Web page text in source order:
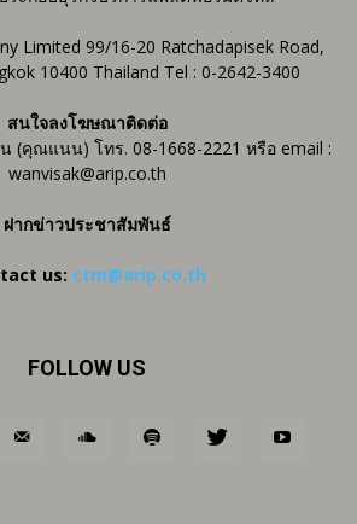
Limited 99/16-20 Ratchadapisek Road,
10400 Thailand Tel : 0-2642-3400
สนใจลงโฆษณาติดต่อ
(คุณแนน) โทร. 08-1668-2221 หรือ email :
wanvisak@arip.co.th
ฝากข่าวประชาสัมพันธ์
us: ctm@arip.co.th
FOLLOW US